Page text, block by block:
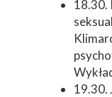
18.30.
19.30.